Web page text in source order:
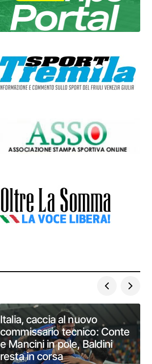
Italia, caccia al nuovo
commissario tecnico: Conte
e Mancini in pole, Baldini
resta in corsa